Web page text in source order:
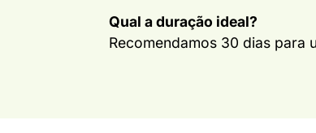
Qual a duração ideal?
Recomendamos 30 dias para